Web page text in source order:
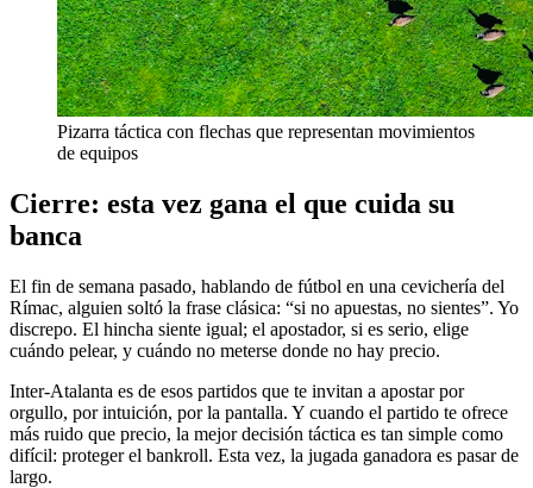
Pizarra táctica con flechas que representan movimientos
de equipos
Cierre: esta vez gana el que cuida su
banca
El fin de semana pasado, hablando de fútbol en una cevichería del
Rímac, alguien soltó la frase clásica: “si no apuestas, no sientes”. Yo
discrepo. El hincha siente igual; el apostador, si es serio, elige
cuándo pelear, y cuándo no meterse donde no hay precio.
Inter-Atalanta es de esos partidos que te invitan a apostar por
orgullo, por intuición, por la pantalla. Y cuando el partido te ofrece
más ruido que precio, la mejor decisión táctica es tan simple como
difícil: proteger el bankroll. Esta vez, la jugada ganadora es pasar de
largo.